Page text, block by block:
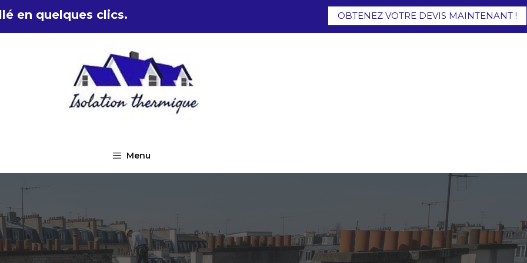
en quelques clics. OBTENEZ VOTRE DEVIS MAINTENANT !
Menu